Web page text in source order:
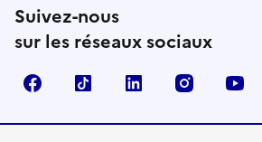
Suivez-nous
sur les réseaux sociaux
FacebookTikTok LinkedIn Instagram